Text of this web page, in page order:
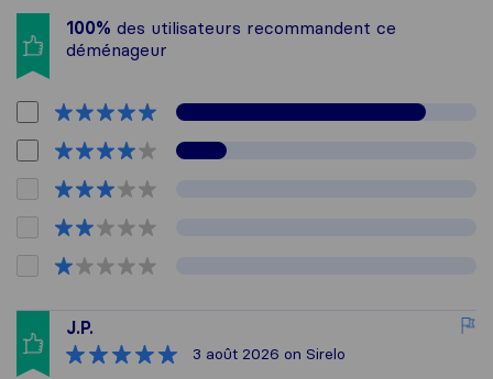
100% des utilisateurs recommandent ce
déménageur
J.P.
3 août 2026 on Sirelo